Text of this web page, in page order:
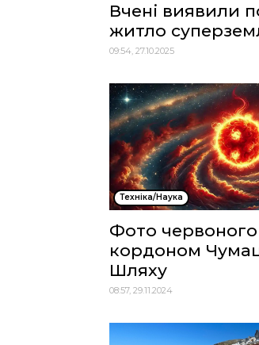
Вчені виявили
житло
09:54, 27.10.2025
Техніка/Наука
Фото червоного
кордоном
Шляху
08:57, 29.11.2024